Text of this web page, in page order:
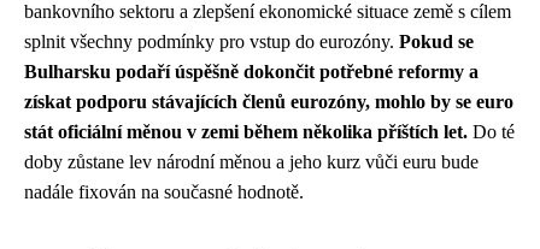
bankovního sektoru a zlepšení ekonomické situace země s cílem
splnit všechny podmínky pro vstup do eurozóny. Pokud se
Bulharsku podaří úspěšně dokončit potřebné reformy a
získat podporu stávajících členů eurozóny, mohlo by se euro
stát oficiální měnou v zemi během několika příštích let. Do té
doby zůstane lev národní měnou a jeho kurz vůči euru bude
nadále fixován na současné hodnotě.